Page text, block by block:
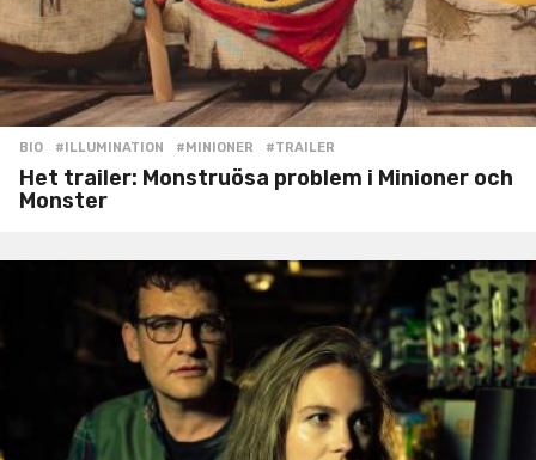
BIO #ILLUMINATION ,#MINIONER ,#TRAILER
Het trailer: Monstruösa problem i Minioner och
Monster